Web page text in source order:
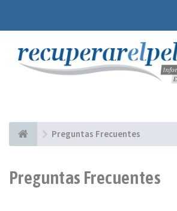
Preguntas Frecuentes
Preguntas Frecuentes